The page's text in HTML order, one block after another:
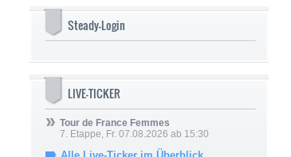
Steady-Login
LIVE-TICKER
Tour de France Femmes
7. Etappe, Fr. 07.08.2026 ab 15:30